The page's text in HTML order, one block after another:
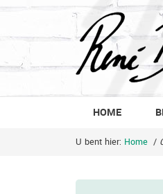
HOME
U bent hier: Home /